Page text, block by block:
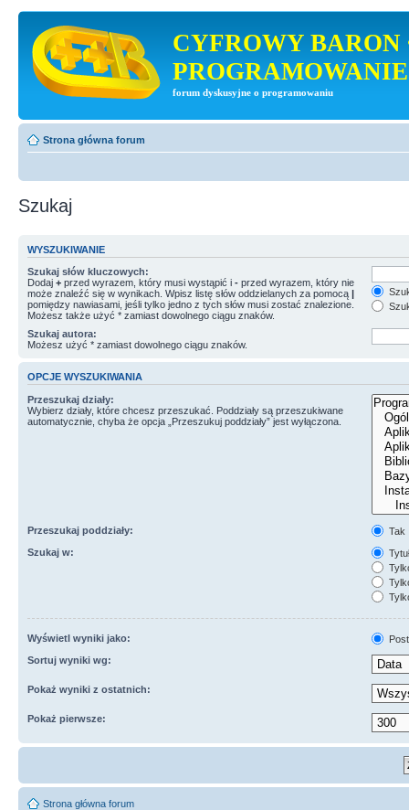
CYFROWY BARON
PROGRAMOWANIE
forum dyskusyjne o programowaniu
Strona główna forum
Szukaj
WYSZUKIWANIE
Szukaj słów kluczowych:
Dodaj + przed wyrazem, który musi wystąpić i - przed wyrazem, który nie
może znaleźć się w wynikach. Wpisz listę słów oddzielanych za pomocą |
pomiędzy nawiasami, jeśli tylko jedno z tych słów musi zostać znalezione.
Możesz także użyć * zamiast dowolnego ciągu znaków.
Szukaj autora:
Możesz użyć * zamiast dowolnego ciągu znaków.
OPCJE WYSZUKIWANIA
Przeszukaj działy:
Wybierz działy, które chcesz przeszukać. Poddziały są przeszukiwane
automatycznie, chyba że opcja „Przeszukuj poddziały” jest wyłączona.
Przeszukaj poddziały:
Tak
Szukaj w:
Wyświetl wyniki jako:
Sortuj wyniki wg:
Pokaż wyniki z ostatnich:
Pokaż pierwsze:
Strona główna forum